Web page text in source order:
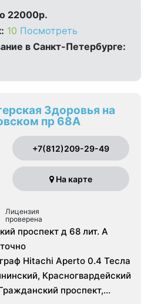
22000р.
10 Посмотреть
в Санкт-Петербурге:
Здоровья на
пр 68А
+7(812)209-29-49
На карте
Лицензия
проверена
проспект д 68 лит. А
Hitachi Aperto 0.4 Тесла
Красногвардейский
проспект,